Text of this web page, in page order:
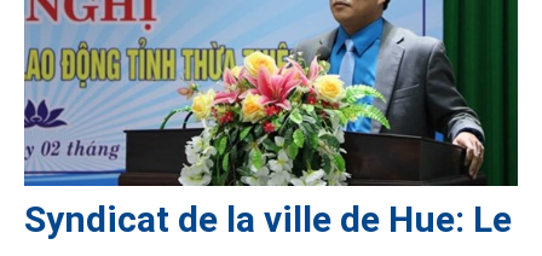
Syndicat de la ville de Hue: Le